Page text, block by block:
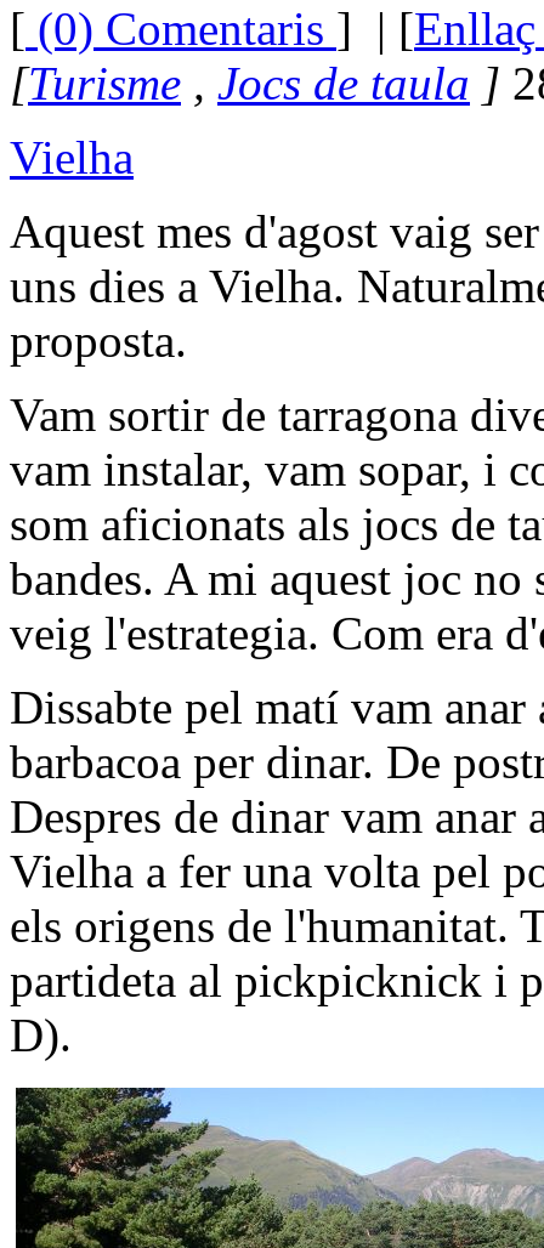
[ (0) Comentaris ] | [Enllaç
[Turisme , Jocs de taula ]
Vielha
Aquest mes d'agost vaig
uns dies a Vielha.
proposta.
Vam sortir de tarragona
vam instalar, vam sopar, i
som aficionats als jocs de
bandes. A mi aquest joc no
veig l'estrategia. Com era
Dissabte pel matí vam
barbacoa per dinar. De
Despres de dinar vam anar
Vielha a fer una volta pel
els origens de l'humanitat.
partideta al pickpicknick i
D).